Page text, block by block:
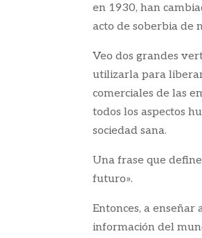
en 1930, han
acto de soberbia de
Veo dos grandes
utilizarla para
comerciales de las
todos los aspectos
sociedad sana.
Una frase que
futuro».
Entonces, a
información del